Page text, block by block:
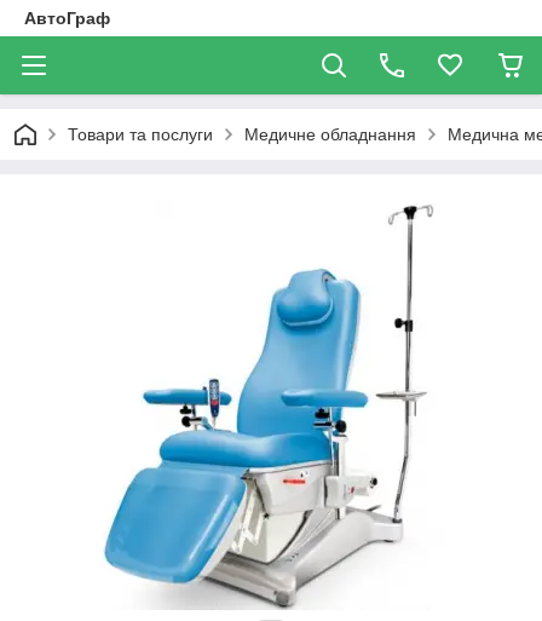
АвтоГраф
Товари та послуги Медичне обладнання Медична